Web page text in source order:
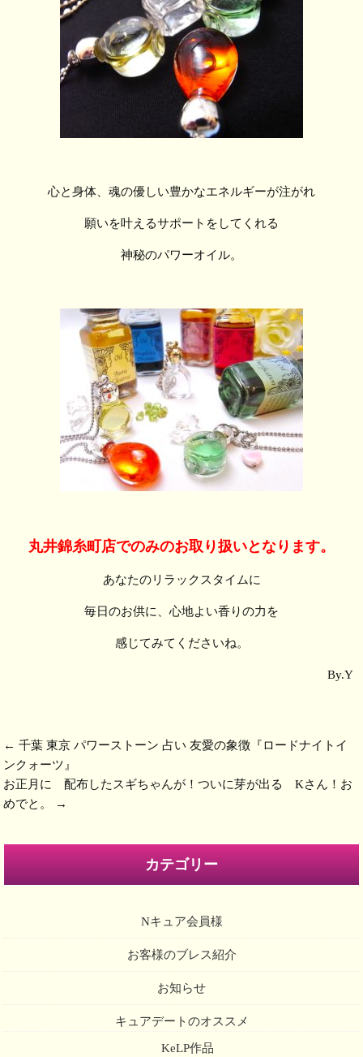
心と身体、魂の優しい豊かなエネルギーが注がれ
願いを叶えるサポートをしてくれる
神秘のパワーオイル。
丸井錦糸町店でのみのお取り扱いとなります。
あなたのリラックスタイムに
毎日のお供に、心地よい香りの力を
感じてみてくださいね。
By.Y
←千葉 東京 パワーストーン 占い 友愛の象徴『ロードナイトイ
ンクォーツ』
お正月に 配布したスギちゃんが！ついに芽が出る Kさん！お
めでと。
→
カテゴリー
Nキュア会員様
お客様のブレス紹介
お知らせ
キュアデートのオススメ
KeLP作品